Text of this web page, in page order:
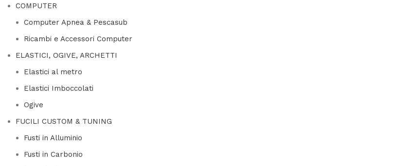
COMPUTER
Computer Apnea & Pescasub
Ricambi e Accessori Computer
ELASTICI, OGIVE, ARCHETTI
Elastici al metro
Elastici Imboccolati
Ogive
FUCILI CUSTOM & TUNING
Fusti in Alluminio
Fusti in Carbonio